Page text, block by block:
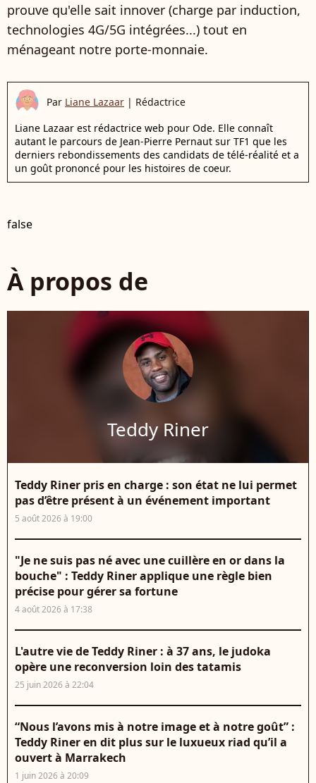
prouve qu'elle sait innover (charge par induction,
technologies 4G/5G intégrées...) tout en
ménageant notre porte-monnaie.
Par Liane Lazaar | Rédactrice
Liane Lazaar est rédactrice web pour Ode. Elle connaît
autant le parcours de Jean-Pierre Pernaut sur TF1 que les
derniers rebondissements des candidats de télé-réalité et a
un goût prononcé pour les histoires de coeur.
false
À propos de
Teddy Riner
Teddy Riner pris en charge : son état ne lui permet
pas d’être présent à un événement important
5 août 2026 à 19:00
"Je ne suis pas né avec une cuillère en or dans la
bouche" : Teddy Riner applique une règle bien
précise pour gérer sa fortune
4 août 2026 à 17:38
L'autre vie de Teddy Riner : à 37 ans, le judoka
opère une reconversion loin des tatamis
25 juin 2026 à 22:04
“Nous l’avons mis à notre image et à notre goût” :
Teddy Riner en dit plus sur le luxueux riad qu’il a
ouvert à Marrakech
1 juin 2026 à 20:09